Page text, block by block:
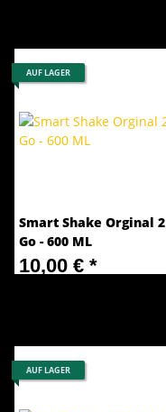
AUF LAGER
Smart Shake Orginal 2
Go - 600 ML
10,00 € *
AUF LAGER